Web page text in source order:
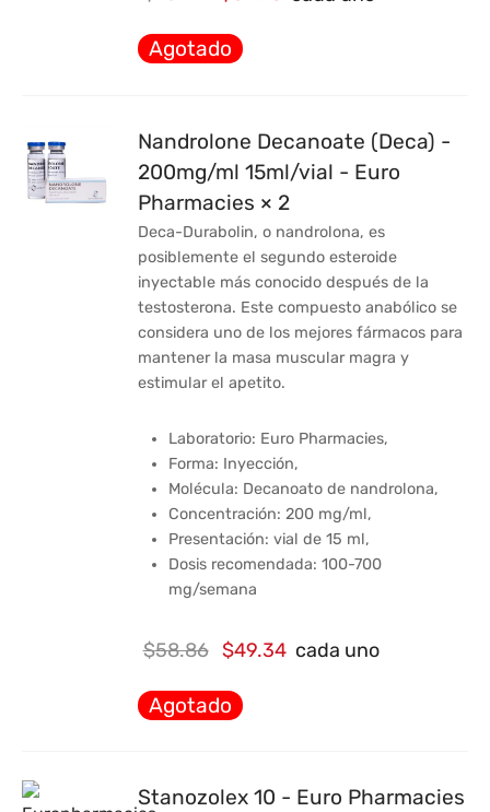
precio
original
$78.49.$64.70.
Agotado
Nandrolone Decanoate (Deca) -
200mg/ml 15ml/vial - Euro
Pharmacies × 2
Deca-Durabolin, o nandrolona, es
posiblemente el segundo esteroide
inyectable más conocido después de la
testosterona. Este compuesto anabólico se
considera uno de los mejores fármacos para
mantener la masa muscular magra y
estimular el apetito.
Laboratorio: Euro Pharmacies,
Forma: Inyección,
Molécula: Decanoato de nandrolona,
Concentración: 200 mg/ml,
Presentación: vial de 15 ml,
Dosis recomendada: 100-700
mg/semana
$58.86 El
precio
original
$58.86.
$49.34 El
$49.34.
cada uno
Agotado
Stanozolex 10 - Euro Pharmacies